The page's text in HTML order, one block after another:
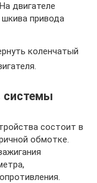
двигателе
привода
коленчатый
системы
состоит в
обмотке.